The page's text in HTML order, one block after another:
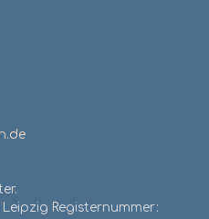
Registernummer: